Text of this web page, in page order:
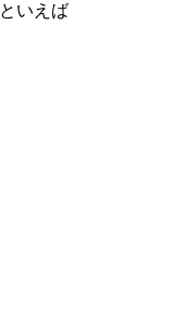
といえば